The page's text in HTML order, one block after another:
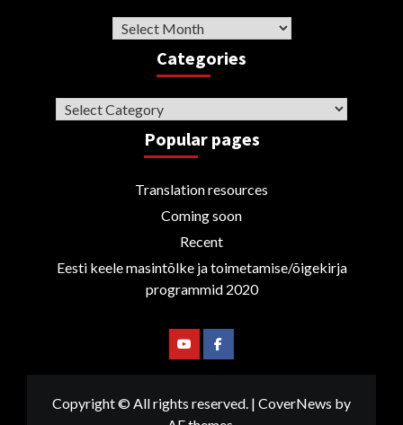
Archive
Categories
Categories
Popular pages
Translation resources
Coming soon
Recent
Eesti keele masintõlke ja toimetamise/õigekirja
programmid 2020
YoutubeFacebook
Copyright © All rights reserved. | CoverNews by